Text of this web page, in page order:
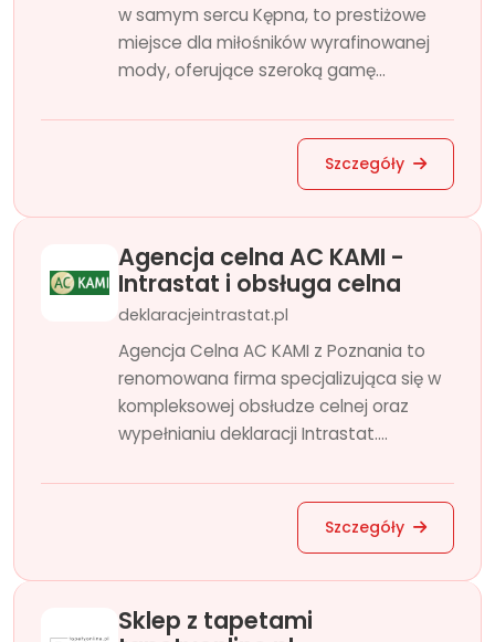
w samym sercu Kępna, to prestiżowe
miejsce dla miłośników wyrafinowanej
mody, oferujące szeroką gamę...
Szczegóły
Agencja celna AC KAMI -
Intrastat i obsługa celna
deklaracjeintrastat.pl
Agencja Celna AC KAMI z Poznania to
renomowana firma specjalizująca się w
kompleksowej obsłudze celnej oraz
wypełnianiu deklaracji Intrastat....
Szczegóły
Sklep z tapetami